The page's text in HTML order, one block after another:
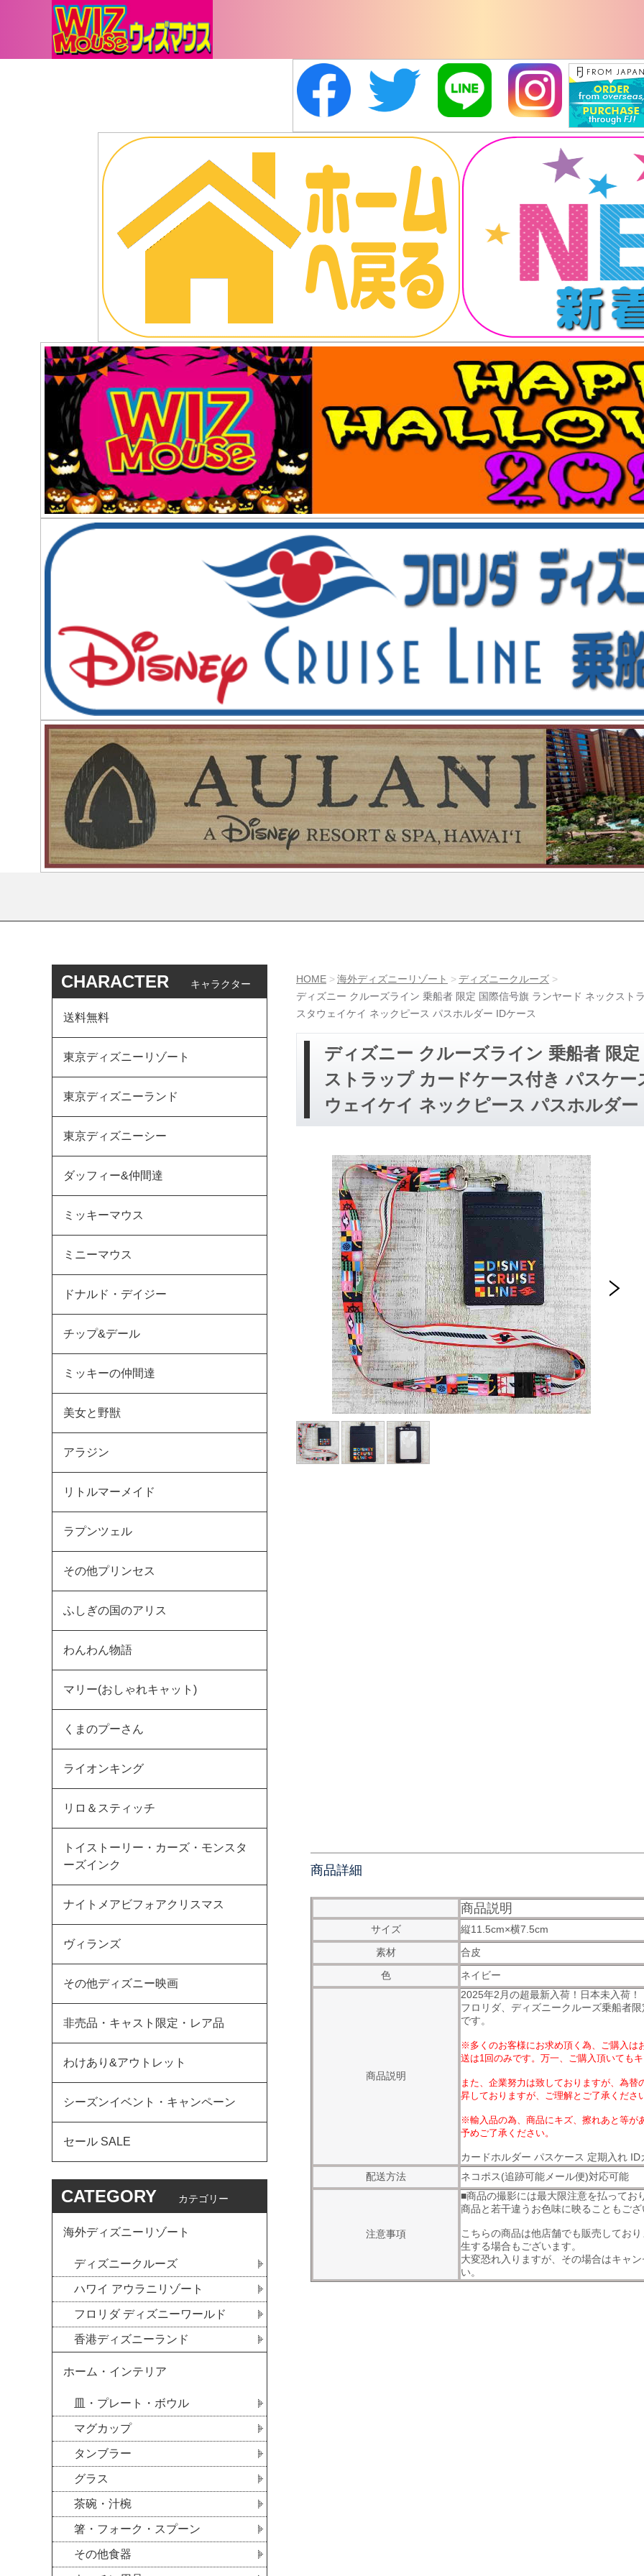
HOME 海外ディズニーリゾート
ディズニークルーズ
ディズニー クルーズライン 乗船者 限定 国際信号旗 ランヤード ネックスト
スタウェイケイ ネックピース パスホルダー IDケース
ディズニー クルーズライン 乗船者 限
ストラップ カードケース付き パスケ
ウェイケイ ネックピース パスホルダー
商品詳細
商品説明
サイズ
縦11.5cm×横7.5cm
素材
合皮
色
ネイビー
商品説明
2025年2月の超最新入荷！日本未入荷！
フロリダ、ディズニークルーズ乗船者
です。
※多くのお客様にお求め頂く為、ご購入は
送は1回のみです。万一、ご購入頂いても
また、企業努力は致しておりますが、為
昇しておりますが、ご理解とご了承くださ
※輸入品の為、商品にキズ、擦れあと等が
予めご了承ください。
カードホルダー パスケース 定期入れ
配送方法
ネコポス(追跡可能メール便)対応可能
注意事項
■商品の撮影には最大限注意を払ってお
商品と若干違うお色味に映ることもご
こちらの商品は他店舗でも販売してお
生する場合もございます。
大変恐れ入りますが、その場合はキャ
い。
CHARACTER キャラクター
送料無料
東京ディズニーリゾート
東京ディズニーランド
東京ディズニーシー
ダッフィー&仲間達
ミッキーマウス
ミニーマウス
ドナルド・デイジー
チップ&デール
ミッキーの仲間達
美女と野獣
アラジン
リトルマーメイド
ラプンツェル
その他プリンセス
ふしぎの国のアリス
わんわん物語
マリー(おしゃれキャット)
くまのプーさん
ライオンキング
リロ＆スティッチ
トイストーリー・カーズ・モンスタ
ーズインク
ナイトメアビフォアクリスマス
ヴィランズ
その他ディズニー映画
非売品・キャスト限定・レア品
わけあり&アウトレット
シーズンイベント・キャンペーン
セール SALE
CATEGORY カテゴリー
海外ディズニーリゾート
ディズニークルーズ
ハワイ アウラニリゾート
フロリダ ディズニーワールド
香港ディズニーランド
ホーム・インテリア
皿・プレート・ボウル
マグカップ
タンブラー
グラス
茶碗・汁椀
箸・フォーク・スプーン
その他食器